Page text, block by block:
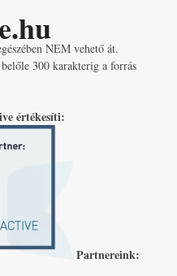
NEM vehető át.
300 karakterig a forrás
értékesíti:
Partnereink: